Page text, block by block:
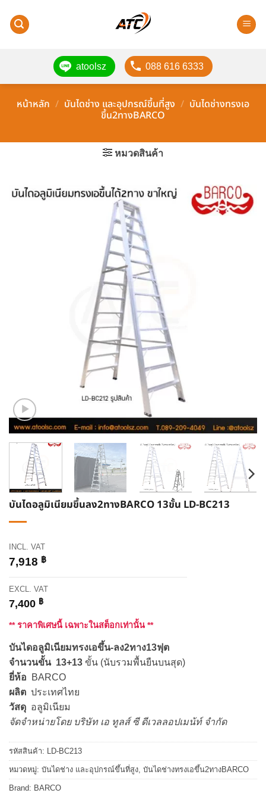
atoolsz
088 616 6333
หน้าหลัก / บันไดช่าง และอุปกรณ์ขึ้นที่สูง / บันไดช่างทรงเอ
ขึ้น2ทางBARCO
หมวดสินค้า
บันไดอลูมิเนียมขึ้นลง2ทางBARCO 13ขั้น LD-BC213
INCL. VAT
7,918 ฿
EXCL. VAT
7,400 ฿
** ราคาพิเศษนี้ เฉพาะในสต็อกเท่านั้น **
บันไดอลูมิเนียมทรงเอขึ้น-ลง2ทาง13ฟุต
จำนวนขั้น 13+13 ขั้น (นับรวมพื้นยืนบนสุด)
ยี่ห้อ
BARCO
ผลิต ประเทศไทย
วัสดุ อลูมิเนียม
จัดจำหน่ายโดย บริษัท เอ ทูลส์ ซี ดีเวลลอปเมน้ท์ จำกัด
รหัสสินค้า: LD-BC213
หมวดหมู่: บันไดช่าง และอุปกรณ์ขึ้นที่สูง บันไดช่างทรงเอขึ้น2ทางBARCO
Brand: BARCO